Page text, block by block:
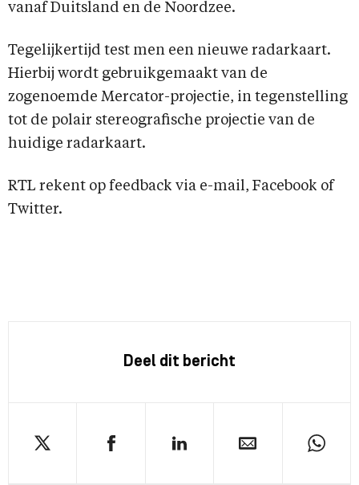
vanaf Duitsland en de Noordzee.
Tegelijkertijd test men een nieuwe radarkaart.
Hierbij wordt gebruikgemaakt van de
zogenoemde Mercator-projectie, in tegenstelling
tot de polair stereografische projectie van de
huidige radarkaart.
RTL rekent op feedback via e-mail, Facebook of
Twitter.
Deel dit bericht